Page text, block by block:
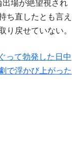
出場が絶望視され
ち直したとも言え
り戻せていない。
って勃発した日中
で浮かび上がった